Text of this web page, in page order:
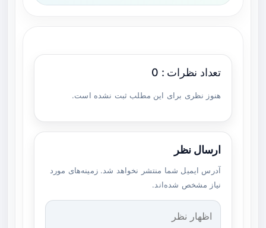
تعداد نظرات : 0
هنوز نظری برای این مطلب ثبت نشده است.
ارسال نظر
آدرس ایمیل شما منتشر نخواهد شد. زمینه‌های مورد
نیاز مشخص شده‌اند.